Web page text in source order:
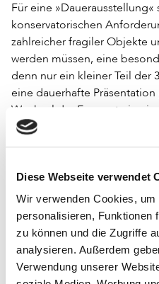
Diese Webseite verwendet
Wir verwenden Cookies,
personalisieren, Funktionen
zu können und die Zugriffe
analysieren. Außerdem
Verwendung unserer
Für eine
konservatorischen
zahlreicher fragiler Objekte
werden müssen, eine
denn nur ein kleiner Teil der
eine dauerhafte
Wechsel der Exponate in
Monaten vorgesehen,
von diversen Faktoren wie
bestandsführenden
mit den Restauratorinnen
Beziehung trifft die
Ausstellung muss ständig
Rahmen der
neue Exponate zu sehen
Besucher werden also auf